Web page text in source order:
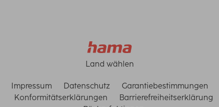
Land wählen
Impressum Datenschutz
Garantiebestimmungen
Konformitätserklärungen
Barrierefreiheitserklärung